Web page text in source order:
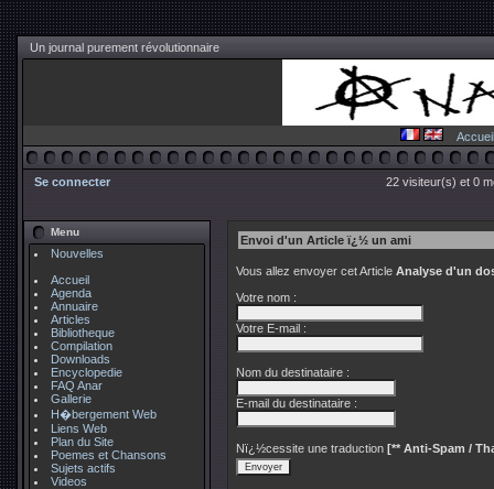
Un journal purement révolutionnaire
Accueil
Se connecter 22 visiteur(s) et 0
Menu
Nouvelles
Accueil
Agenda
Annuaire
Articles
Bibliotheque
Compilation
Downloads
Encyclopedie
FAQ Anar
Gallerie
H�bergement Web
Liens Web
Plan du Site
Poemes et Chansons
Sujets actifs
Videos
Envoi d'un Article ï¿½ un ami
Vous allez envoyer cet Article Analyse d'un
Votre nom :
Votre E-mail :
Nom du destinataire :
E-mail du destinataire :
Nï¿½cessite une traduction [** Anti-Spam /